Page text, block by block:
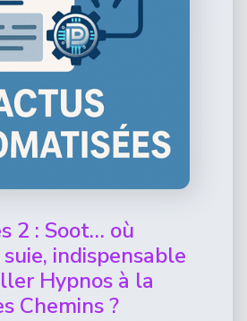
2 : Soot… où
indispensable
Hypnos à la
Chemins ?